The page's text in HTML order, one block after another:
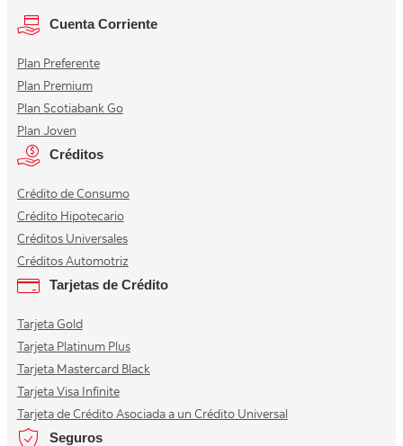
Cuenta Corriente
Plan Preferente
Plan Premium
Plan Scotiabank Go
Plan Joven
Créditos
Crédito de Consumo
Crédito Hipotecario
Créditos Universales
Créditos Automotriz
Tarjetas de Crédito
Tarjeta Gold
Tarjeta Platinum Plus
Tarjeta Mastercard Black
Tarjeta Visa Infinite
Tarjeta de Crédito Asociada a un Crédito Universal
Seguros